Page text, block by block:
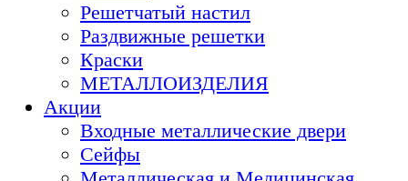
Решетчатый настил
Раздвижные решетки
Краски
МЕТАЛЛОИЗДЕЛИЯ
Акции
Входные металлические двери
Сейфы